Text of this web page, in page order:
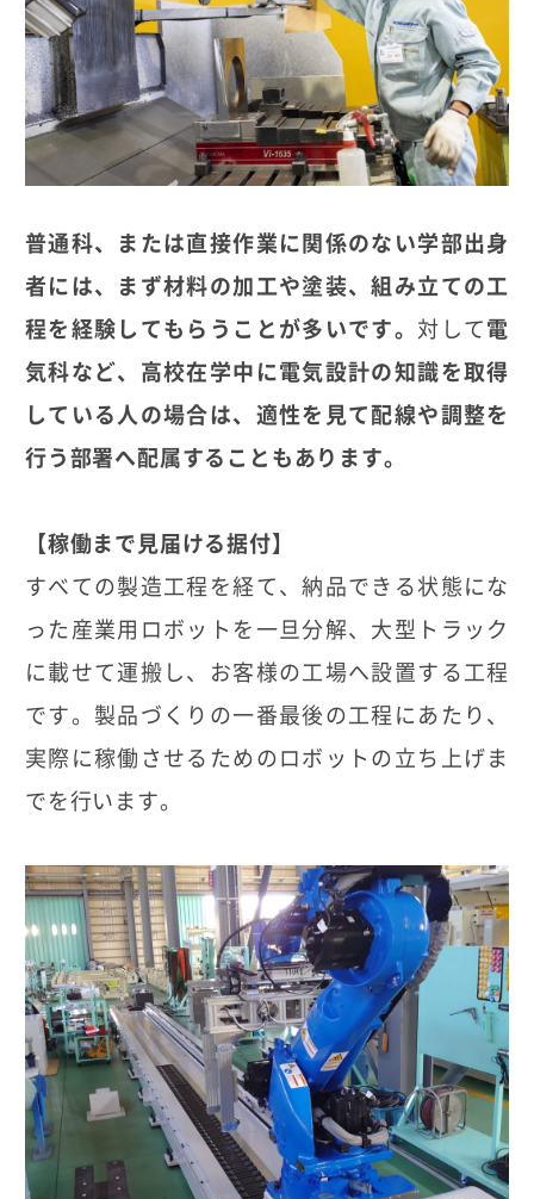
普通科、または直接作業に関係のない学部出身
者には、まず材料の加工や塗装、組み立ての工
程を経験してもらうことが多いです。 対して 電
気科など、高校在学中に電気設計の知識を取得
している人の場合は、適性を見て配線や調整を
行う部署へ配属することもあります。
【稼働まで見届ける据付】
すべての製造工程を経て、納品できる状態にな
った産業用ロボットを一旦分解、大型トラック
に載せて運搬し、お客様の工場へ設置する工程
です。製品づくりの一番最後の工程にあたり、
実際に稼働させるためのロボットの立ち上げま
でを行います。